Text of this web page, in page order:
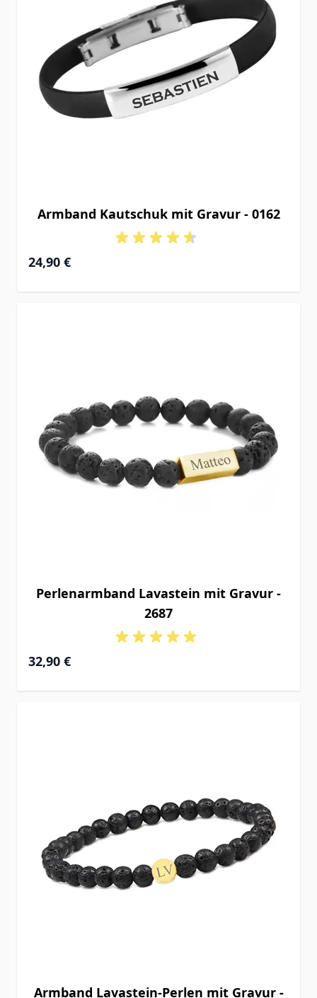
Armband Kautschuk mit Gravur - 0162
24,90 €
Perlenarmband Lavastein mit Gravur -
2687
32,90 €
Armband Lavastein-Perlen mit Gravur -